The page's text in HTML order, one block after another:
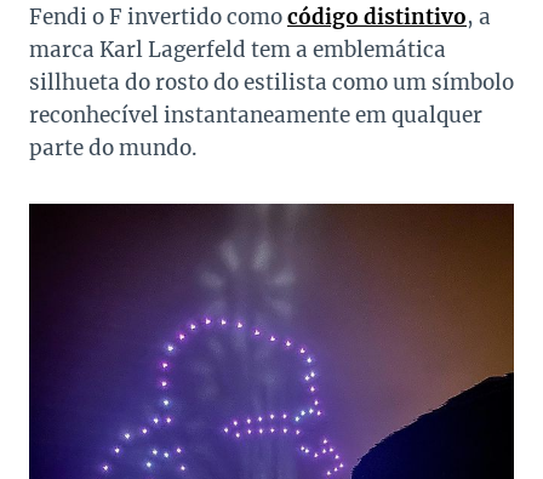
Fendi o F invertido comocódigo distintivo, a
marca Karl Lagerfeld tem a emblemática
sillhueta do rosto do estilista como um símbolo
reconhecível instantaneamente em qualquer
parte do mundo.